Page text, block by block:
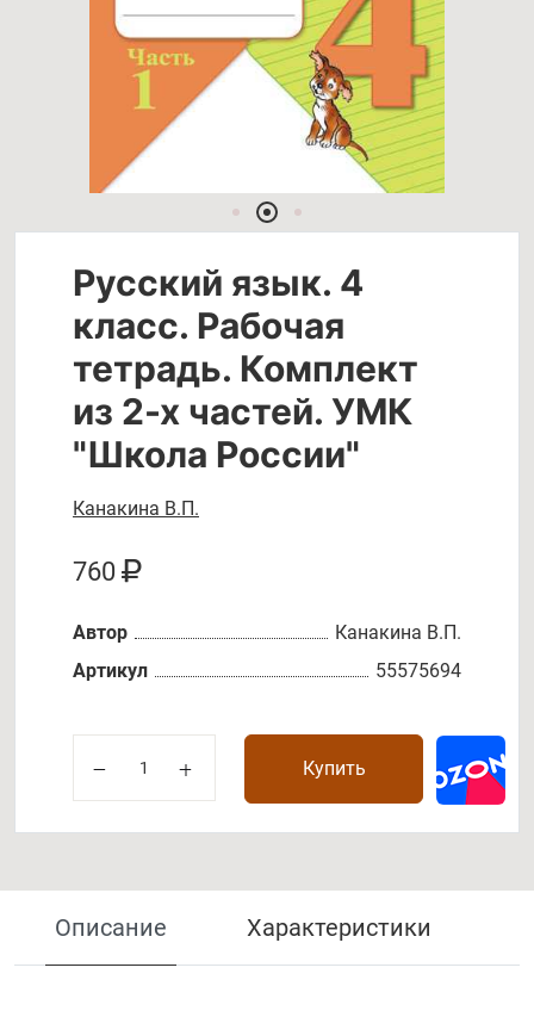
Русский язык. 4
класс. Рабочая
тетрадь. Комплект
из 2-х частей. УМК
"Школа России"
Канакина В.П.
760
Автор
Канакина В.П.
Артикул
55575694
Купить
Описание Характеристики